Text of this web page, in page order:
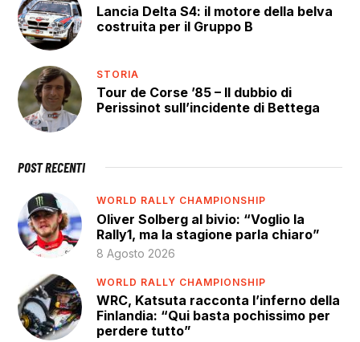
Lancia Delta S4: il motore della belva
costruita per il Gruppo B
STORIA
Tour de Corse ’85 – Il dubbio di
Perissinot sull’incidente di Bettega
POST RECENTI
WORLD RALLY CHAMPIONSHIP
Oliver Solberg al bivio: “Voglio la
Rally1, ma la stagione parla chiaro”
8 Agosto 2026
WORLD RALLY CHAMPIONSHIP
WRC, Katsuta racconta l’inferno della
Finlandia: “Qui basta pochissimo per
perdere tutto”